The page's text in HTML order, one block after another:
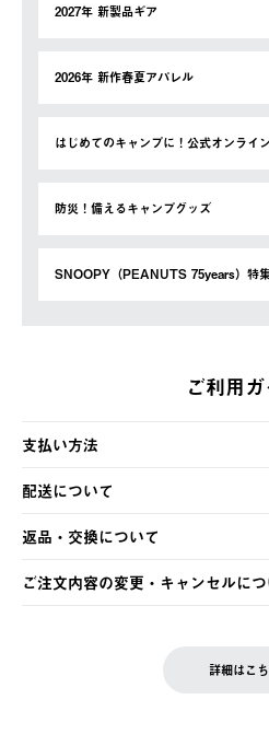
2027年 新製品ギア
2026年 新作春夏アパレル
はじめてのキャンプに！公式オンライ
防災！備えるキャンプグッズ
SNOOPY（PEANUTS 75years）特
ご利用
支払い方法
以下のいずれかの方法でお支払いい
・クレジットカード決済
・コンビニ決済
・Pay-easy決済
配送について
【発送スケジュール】
ご注文・ご入金完了より2営業日以
土日祝の発送はございませんので
の発送となる場合がございます。
返品・交換について
※お客様都合の場合
お客様都合の返品にかかる送料は
ご注文内容の変更・キャンセルに
LOGOS FAMILY会員の方は、会
詳細はこ